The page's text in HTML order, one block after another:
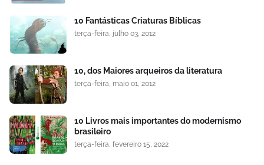
10 Fantásticas Criaturas Bíblicas
terça-feira, julho 03, 2012
10, dos Maiores arqueiros da literatura
terça-feira, maio 01, 2012
10 Livros mais importantes do modernismo
brasileiro
terça-feira, fevereiro 15, 2022